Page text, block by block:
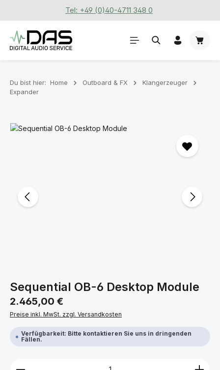
Zum Hauptinhalt springenTel: +49 (0)40-4711 348 0
Du bist hier: Home Outboard & FX
Klangerzeuger
Expander
Bildergalerie überspringen
Sequential OB-6 Desktop Module
Regulärer Preis:
2.465,00 €
Preise inkl. MwSt. zzgl. Versandkosten
Verfügbarkeit: Bitte kontaktieren Sie uns in dringenden
Fällen.
Produkt Anzahl: Gib den gewünschten Wert ein